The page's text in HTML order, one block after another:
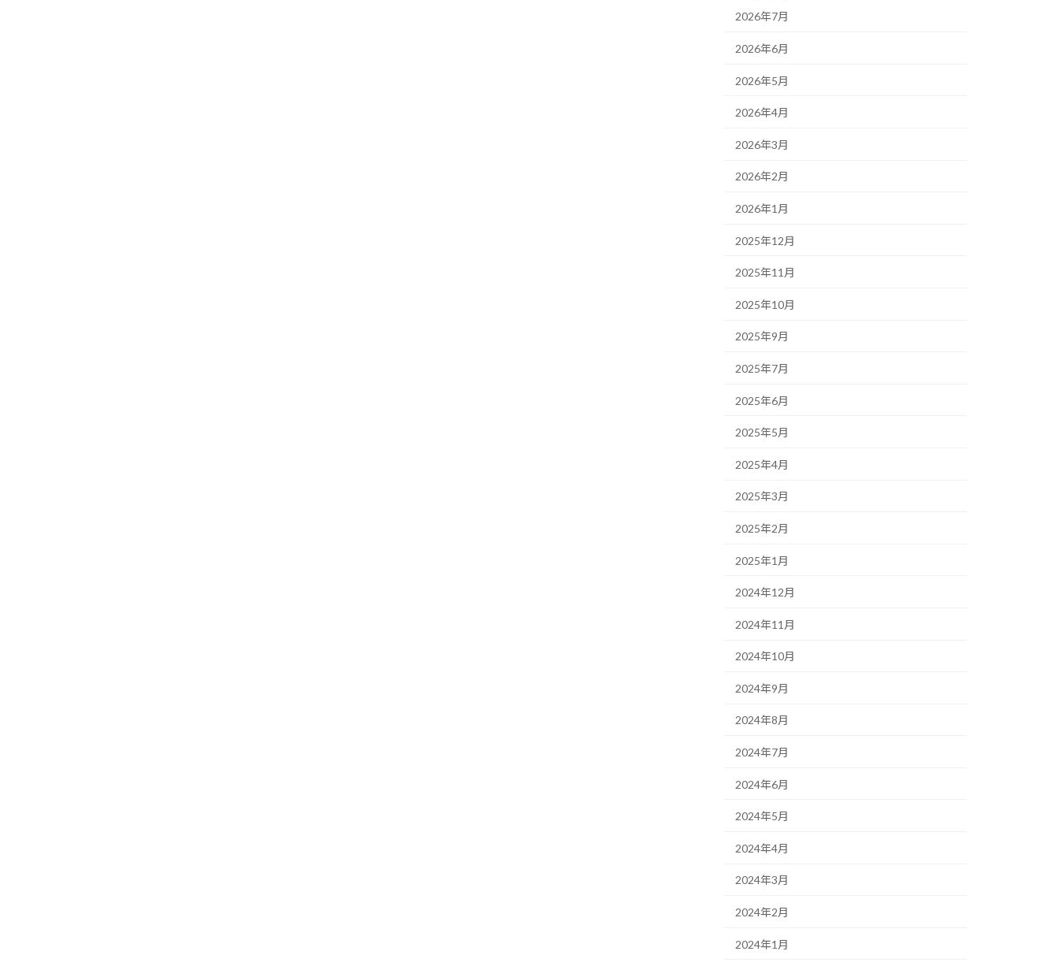
2026年7月
2026年6月
2026年5月
2026年4月
2026年3月
2026年2月
2026年1月
2025年12月
2025年11月
2025年10月
2025年9月
2025年7月
2025年6月
2025年5月
2025年4月
2025年3月
2025年2月
2025年1月
2024年12月
2024年11月
2024年10月
2024年9月
2024年8月
2024年7月
2024年6月
2024年5月
2024年4月
2024年3月
2024年2月
2024年1月